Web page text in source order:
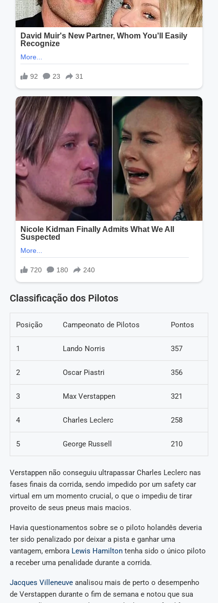
Classificação dos Pilotos
Posição Campeonato de Pilotos Pontos
1 Lando Norris 357
2 Oscar Piastri 356
3 Max Verstappen 321
4 Charles Leclerc 258
5 George Russell 210
Verstappen não conseguiu ultrapassar Charles Leclerc nas
fases finais da corrida, sendo impedido por um safety car
virtual em um momento crucial, o que o impediu de tirar
proveito de seus pneus mais macios.
Havia questionamentos sobre se o piloto holandês deveria
ter sido penalizado por deixar a pista e ganhar uma
vantagem, embora Lewis Hamilton tenha sido o único piloto
a receber uma penalidade durante a corrida.
Jacques Villeneuve analisou mais de perto o desempenho
de Verstappen durante o fim de semana e notou que sua